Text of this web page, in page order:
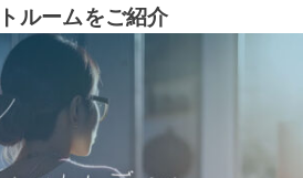
ルームをご紹介